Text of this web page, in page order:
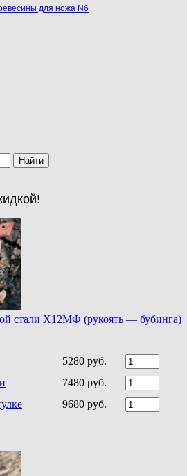
для ножа N6
стали Х12МФ (рукоять — бубинга)
5280 руб.
7480 руб.
9680 руб.